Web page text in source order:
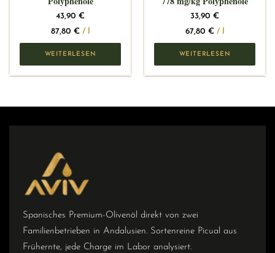
43,90 €
87,80 €/
WEITERLESEN
33,90 €
67,80 €/
WEITERLESEN
Spanisches Premium-Olivenöl direkt von zwei
Familienbetrieben in Andalusien. Sortenreine Picual aus
Frühernte, jede Charge im Labor analysiert.